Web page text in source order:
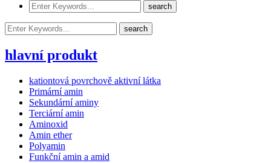
hlavní produkt
kationtová povrchově aktivní látka
Primární amin
Sekundární aminy
Terciární amin
Aminoxid
Amin ether
Polyamin
Funkční amin a amid